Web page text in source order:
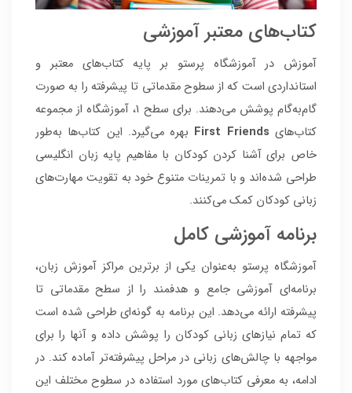
کتاب‌های معتبر آموزشی
آموزش در آموزشگاه پرستو بر پایه کتاب‌های معتبر و
استانداردی است که از سطوح مقدماتی تا پیشرفته را به صورت
گام‌به‌گام پوشش می‌دهند. برای سطح 1، آموزشگاه از مجموعه
کتاب‌های First Friends بهره می‌گیرد. این کتاب‌ها به‌طور
خاص برای آشنا کردن کودکان با مفاهیم پایه زبان انگلیسی
طراحی شده‌اند و با تمرینات متنوع خود به تقویت مهارت‌های
زبانی کودکان کمک می‌کنند.
برنامه آموزشی کامل
آموزشگاه پرستو به‌عنوان یکی از برترین مراکز آموزش زبان،
برنامه‌ای آموزشی جامع و هدفمند را از سطح مقدماتی تا
پیشرفته ارائه می‌دهد. این برنامه به گونه‌ای طراحی شده است
که تمام نیازهای زبانی کودکان را پوشش داده و آنها را برای
مواجهه با چالش‌های زبانی در مراحل پیشرفته‌تر آماده کند. در
ادامه، به معرفی کتاب‌های مورد استفاده در سطوح مختلف این